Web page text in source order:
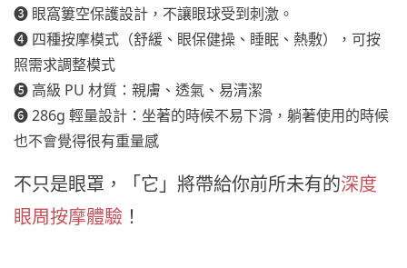
❸ 眼窩簍空保護設計，不讓眼球受到刺激。
❹ 四種按摩模式（舒緩、眼保健操、睡眠、熱敷），可按
照需求調整模式
❺ 高級 PU 材質：親膚、透氣、易清潔
❻ 286g 輕量設計：坐著的時候不易下滑，躺著使用的時候
也不會覺得很有重量感
不只是眼罩，「它」將帶給你前所未有的深度
眼周按摩體驗 ！